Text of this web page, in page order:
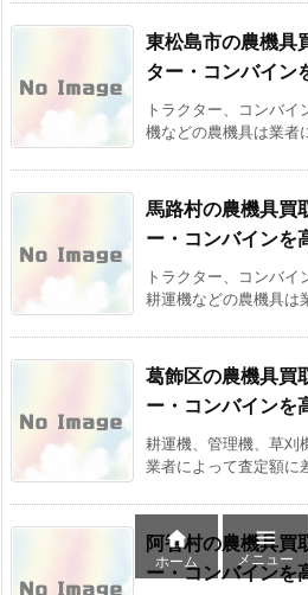
東松島市の農機具
ター・コンバイン
トラクター、コンバ
機などの農機具は業者
馬路村の農機具買
ー・コンバインを
トラクター、コンバイ
耕運機などの農機具は
葛飾区の農機具買
ー・コンバインを
耕運機、管理機、草刈
業者によって査定額に
阿智村の農機具買
ー・コンバインを

ホーム

メニュー